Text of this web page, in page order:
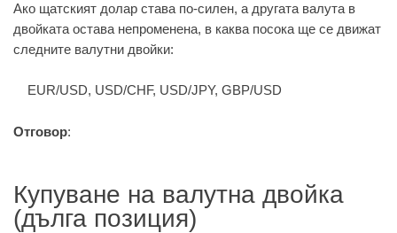
Ако щатският долар става по-силен, а другата валута в
двойката остава непроменена, в каква посока ще се движат
следните валутни двойки:
EUR/USD, USD/CHF, USD/JPY, GBP/USD
Отговор:
Купуване на валутна двойка
(дълга позиция)